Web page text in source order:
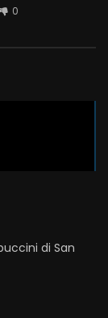
0
di San